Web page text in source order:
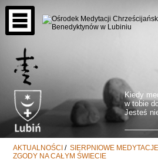
Kiedy
w tobie
Jesteś
AKTUALNOŚCI/ SIERPNIOWE
ZGODY NA CAŁYM ŚWIECIE